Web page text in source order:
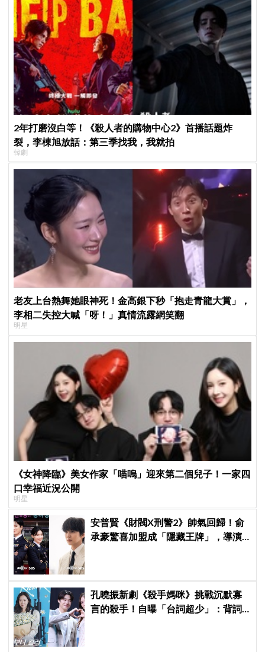
2年打磨沒白等！《殺人者的購物中心2》首播話題炸
裂，李棟旭放話：第三季找我，我就拍
韓劇
老友上台熱舞她眼神死！金高銀下秒「抱走青龍大賞」，
李相二失控大喊「呀！」真情流露網笑翻
明星
《女神降臨》美女作家「喵嗚」迎來第二個兒子！一家四
口幸福近況公開
明星
安普賢《財閥X刑警2》帥氣回歸！俞
承豪驚喜加盟成「隱藏王牌」，導演
孔曉振新劇《殺手媽咪》挑戰沉默寡
言的殺手！自曝「台詞超少」：背詞